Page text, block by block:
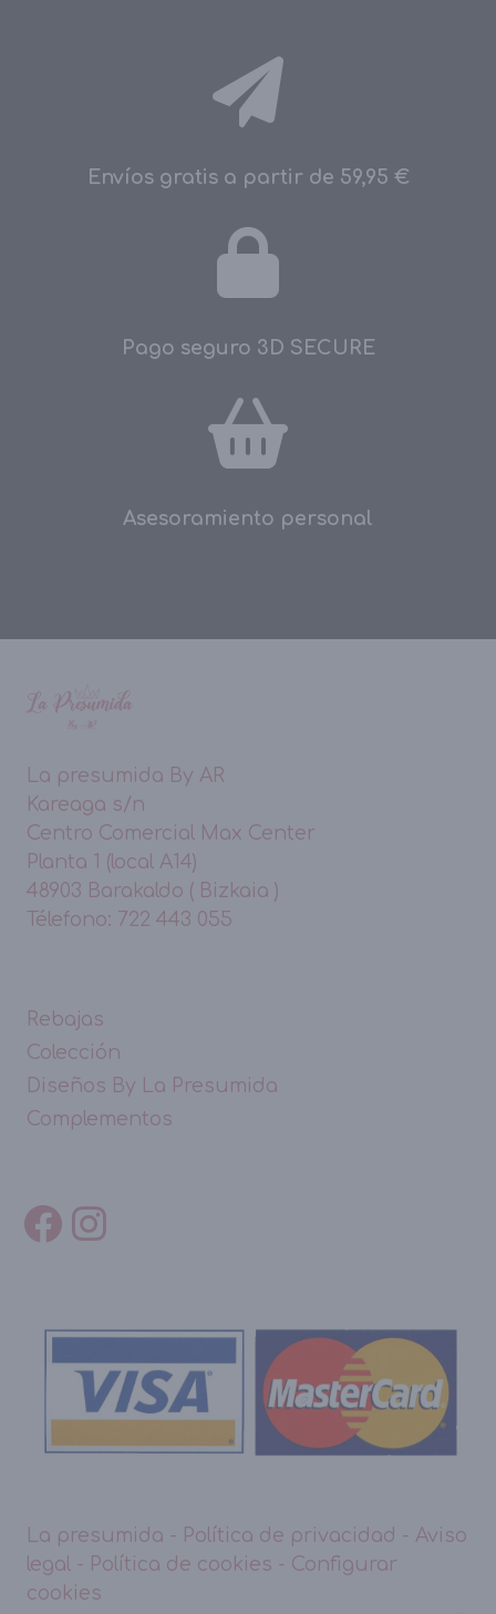
Envíos gratis a partir de 59,95 €
Pago seguro 3D SECURE
Asesoramiento personal
La presumida By AR
Kareaga s/n
Centro Comercial Max Center
Planta 1 (local A14)
48903 Barakaldo ( Bizkaia )
Télefono: 722 443 055
Rebajas
Colección
Diseños By La Presumida
Complementos
La presumida - Política de privacidad - Aviso
legal - Política de cookies - Configurar
cookies